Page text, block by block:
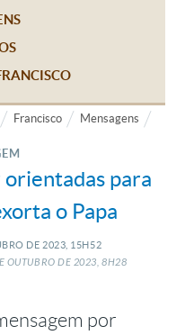
Francisco Mensagens
orientadas para
o Papa
DE 2023, 15H52
OUTUBRO DE 2023, 8H28
por